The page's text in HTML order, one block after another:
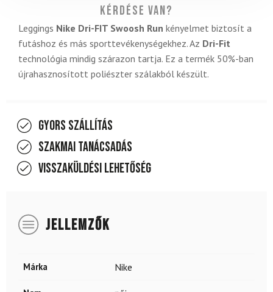
Kérdése van?
Leggings Nike Dri-FIT Swoosh Run kényelmet biztosít a
futáshoz és más sporttevékenységekhez. Az Dri-Fit
technológia mindig szárazon tartja. Ez a termék 50%-ban
újrahasznosított poliészter szálakból készült.
Gyors szállítás
Szakmai tanácsadás
Visszaküldési lehetőség
JELLEMZŐK
Márka Nike